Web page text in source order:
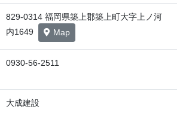
829-0314 福岡県築上郡築上町大字上ノ河
内1649
Map
0930-56-2511
大成建設